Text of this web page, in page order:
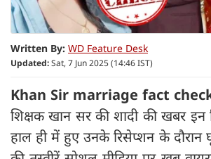
Written By: WD Feature Desk
Updated:Sat, 7 Jun 2025 (14:46 IST)
Khan Sir marriage fact
शिक्षक खान सर की शादी की खबर इन
हाल ही में हुए उनके रिसेप्शन के दौरान